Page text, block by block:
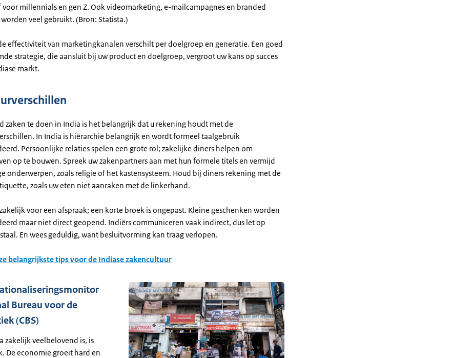
millennials en gen Z. Ook videomarketing, e-mailcampagnes en branded
veel gebruikt. (Bron: Statista.)
effectiviteit van marketingkanalen verschilt per doelgroep en generatie. Een goed
strategie, die aansluit bij uw product en doelgroep, vergroot uw kans op succes
markt.
zaken te doen in India is het belangrijk dat u rekening houdt met de
In India is hiërarchie belangrijk en wordt formeel taalgebruik
Persoonlijke relaties spelen een grote rol; zakelijke diners helpen om
op te bouwen. Spreek uw zakenpartners aan met hun formele titels en vermijd
onderwerpen, zoals religie of het kastensysteem. Houd bij diners rekening met de
zoals uw eten niet aanraken met de linkerhand.
voor een afspraak; een korte broek is ongepast. Kleine geschenken worden
maar niet direct geopend. Indiërs communiceren vaak indirect, dus let op
En wees geduldig, want besluitvorming kan traag verlopen.
belangrijkste tips voor de Indiase zakencultuur
Bureau voor de
(CBS)
zakelijk veelbelovend is, is
De economie groeit hard en